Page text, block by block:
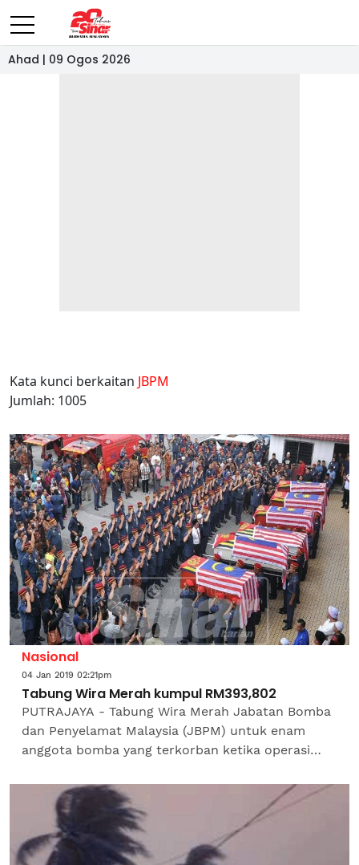
Ahad | 09 Ogos 2026
Kata kunci berkaitan JBPM
Jumlah: 1005
Nasional
04 Jan 2019 02:21pm
Tabung Wira Merah kumpul RM393,802
PUTRAJAYA - Tabung Wira Merah Jabatan Bomba
dan Penyelamat Malaysia (JBPM) untuk enam
anggota bomba yang terkorban ketika operasi
Taman Putra Perdana Puchong,...